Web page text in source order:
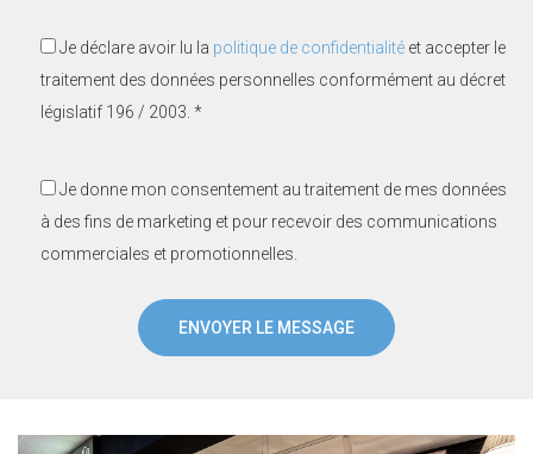
Je déclare avoir lu la politique de confidentialité et accepter le
traitement des données personnelles conformément au décret
législatif 196 / 2003. *
Je donne mon consentement au traitement de mes données
à des fins de marketing et pour recevoir des communications
commerciales et promotionnelles.